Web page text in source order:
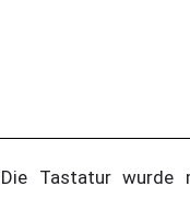
Tastatur wurde